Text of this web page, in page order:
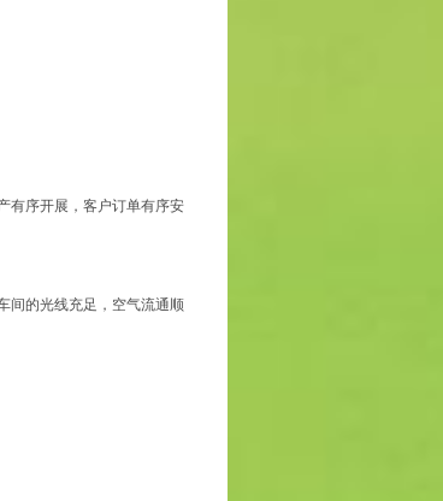
有序开展，客户订单有序安
间的光线充足，空气流通顺